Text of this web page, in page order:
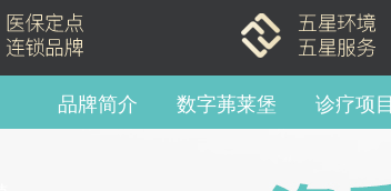
品牌简介 数字茀莱堡 诊疗项目